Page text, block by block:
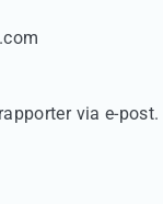
via e-post.